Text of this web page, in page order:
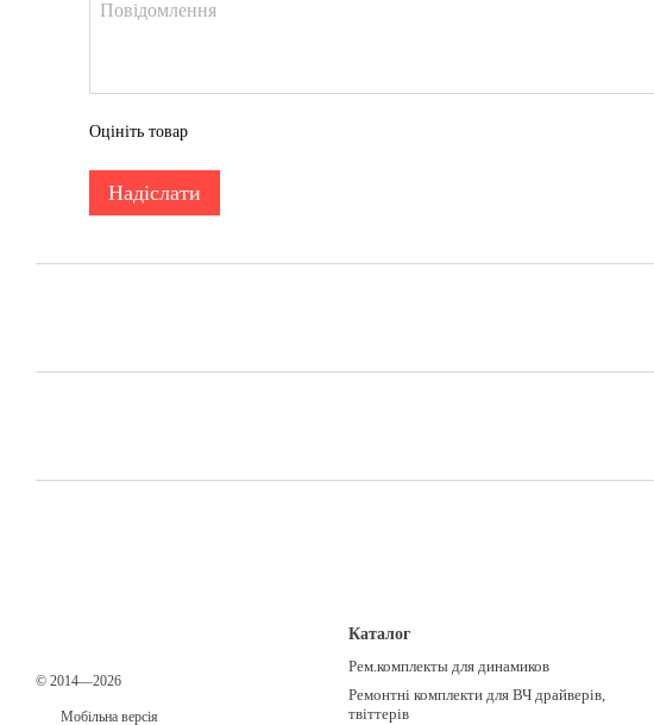
Оцініть товар
Надіслати
© 2014—2026
Мобільна версія
Каталог
Рем.комплекты для динамиков
Ремонтні комплекти для ВЧ драйверів,
твіттерів